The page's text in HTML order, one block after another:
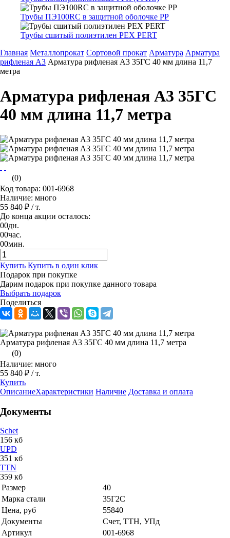
Трубы ПЭ100RC в защитной оболочке PP
Трубы сшитый полиэтилен PEX PERT
Главная Металлопрокат Сортовой прокат Арматура Арматура
рифленая A3 Арматура рифленая А3 35ГС 40 мм длина 11,7
метра
Арматура рифленая А3 35ГС
40 мм длина 11,7 метра
(0)
Код товара: 001-6968
Наличие: много
55 840 ₽ / т.
До конца акции осталось:
00дн.
00час.
00мин.
Купить Купить в один клик
Подарок при покупке
Дарим подарок при покупке данного товара
Выбрать подарок
Поделиться
Арматура рифленая А3 35ГС 40 мм длина 11,7 метра
(0)
Наличие: много
55 840 ₽ / т.
Купить
ОписаниеХарактеристики Наличие Доставка и оплата
Документы
Schet
156 кб
UPD
351 кб
TTN
359 кб
Размер
40
Марка стали
35Г2С
Цена, руб
55840
Документы
Счет, ТТН, УПд
Артикул
001-6968